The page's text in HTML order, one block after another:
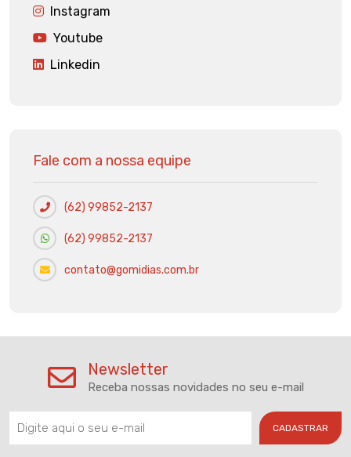
Instagram
Youtube
Linkedin
Fale com a nossa equipe
(62) 99852-2137
(62) 99852-2137
contato@gomidias.com.br
Newsletter
Receba nossas novidades no seu e-mail
CADASTRAR